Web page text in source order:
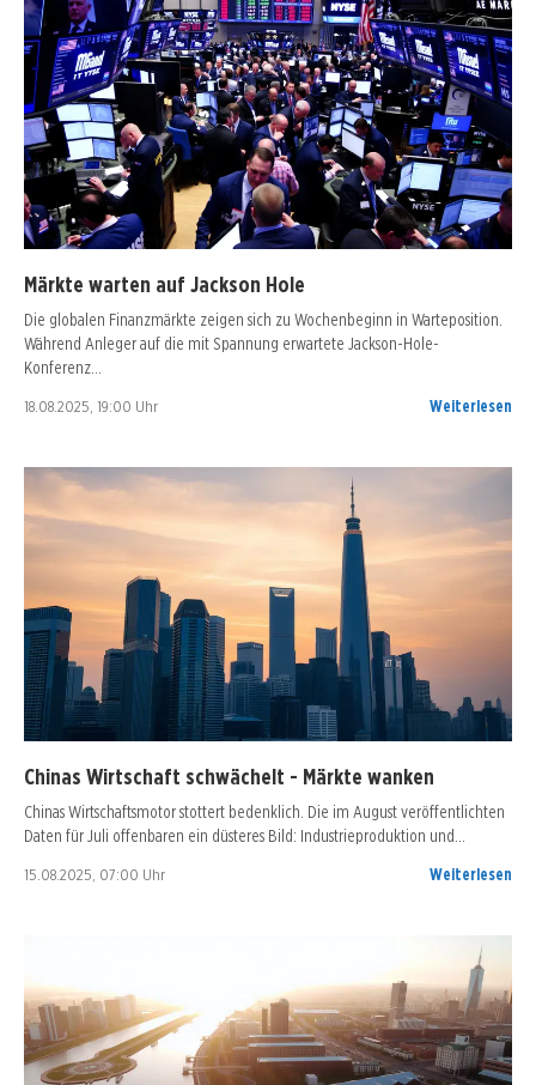
Märkte warten auf Jackson Hole
Die globalen Finanzmärkte zeigen sich zu Wochenbeginn in Warteposition.
Während Anleger auf die mit Spannung erwartete Jackson-Hole-
Konferenz…
18.08.2025, 19:00 Uhr Weiterlesen
Chinas Wirtschaft schwächelt - Märkte wanken
Chinas Wirtschaftsmotor stottert bedenklich. Die im August veröffentlichten
Daten für Juli offenbaren ein düsteres Bild: Industrieproduktion und…
15.08.2025, 07:00 Uhr Weiterlesen